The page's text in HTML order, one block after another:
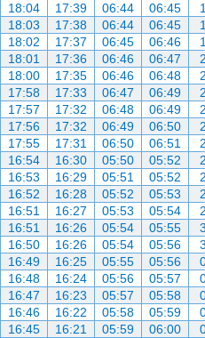
06:45
06:44
17:39
18:04
06:45
06:44
17:38
18:03
06:46
06:45
17:37
18:02
06:47
06:46
17:36
18:01
06:48
06:46
17:35
18:00
06:49
06:47
17:33
17:58
06:49
06:48
17:32
17:57
06:50
06:49
17:32
17:56
06:51
06:50
17:31
17:55
05:52
05:50
16:30
16:54
05:52
05:51
16:29
16:53
05:53
05:52
16:28
16:52
05:54
05:53
16:27
16:51
05:55
05:54
16:26
16:51
05:56
05:54
16:26
16:50
05:56
05:55
16:25
16:49
05:57
05:56
16:24
16:48
05:58
05:57
16:23
16:47
05:59
05:58
16:22
16:46
06:00
05:59
16:21
16:45